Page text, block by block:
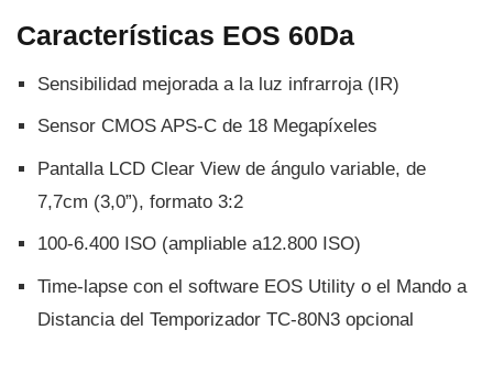
Caracterí­sticas EOS 60Da
Sensibilidad mejorada a la luz infrarroja (IR)
Sensor CMOS APS-C de 18 Megapí­xeles
Pantalla LCD Clear View de ángulo variable, de
7,7cm (3,0”), formato 3:2
100-6.400 ISO (ampliable a12.800 ISO)
Time-lapse con el software EOS Utility o el Mando a
Distancia del Temporizador TC-80N3 opcional